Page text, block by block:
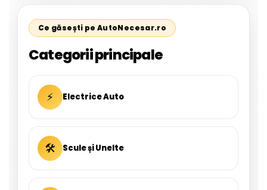
Ce găsești pe AutoNecesar.ro
Categorii principale
⚡ Electrice Auto
🛠 Scule și Unelte